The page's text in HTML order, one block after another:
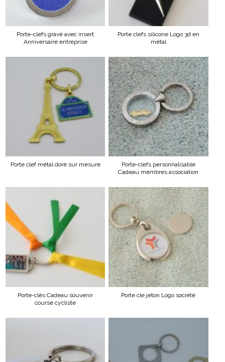
Porte-clefs gravé avec insert
Anniversaire entreprise
Porte clefs silicone Logo 3d en
métal
Porte clef métal doré sur mesure
Porte-clefs personnalisable
Cadeau membres association
Porte-clés Cadeau souvenir
course cycliste
Porte cle jeton Logo société